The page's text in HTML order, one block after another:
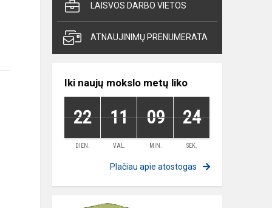
LAISVOS DARBO VIETOS
ATNAUJINIMŲ PRENUMERATA
Iki naujų mokslo metų liko
22 11 09 24
DIEN. VAL. MIN. SEK.
Plačiau apie atostogas